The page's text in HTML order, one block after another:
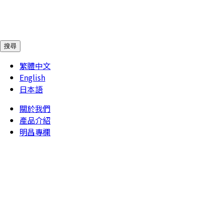
搜尋
繁體中文
English
日本語
關於我們
產品介紹
明昌專欄